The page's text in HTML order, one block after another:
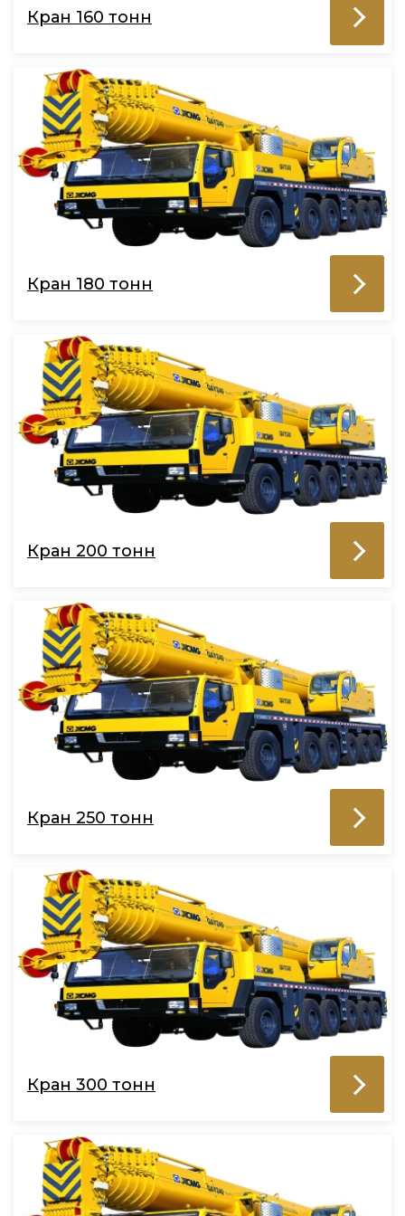
Кран 160 тонн
Кран 180 тонн
Кран 200 тонн
Кран 250 тонн
Кран 300 тонн